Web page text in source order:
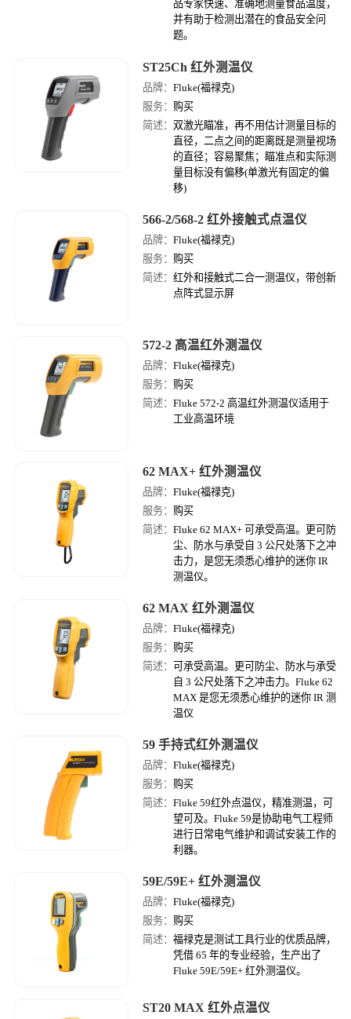
品专家快速、准确地测量食品温度，
并有助于检测出潜在的食品安全问
题。
ST25Ch 红外测温仪
品牌：Fluke(福禄克)
服务： 购买
简述：双激光瞄准，再不用估计测量目标的
直径，二点之间的距离既是测量视场
的直径；容易聚焦；瞄准点和实际测
量目标没有偏移(单激光有固定的偏
移)
566-2/568-2 红外接触式点温仪
品牌：Fluke(福禄克)
服务： 购买
简述：红外和接触式二合一测温仪，带创新
点阵式显示屏
572-2 高温红外测温仪
品牌：Fluke(福禄克)
服务： 购买
简述：Fluke 572-2 高温红外测温仪适用于
工业高温环境
62 MAX+ 红外测温仪
品牌：Fluke(福禄克)
服务： 购买
简述：Fluke 62 MAX+ 可承受高温。更可防
尘、防水与承受自 3 公尺处落下之冲
击力，是您无须悉心维护的迷你 IR
测温仪。
62 MAX 红外测温仪
品牌：Fluke(福禄克)
服务： 购买
简述：
可承受高温。更可防尘、防水与承受
自 3 公尺处落下之冲击力。Fluke 62
MAX 是您无须悉心维护的迷你 IR 测
温仪
59 手持式红外测温仪
品牌：Fluke(福禄克)
服务： 购买
简述：Fluke 59红外点温仪，精准测温，可
望可及。Fluke 59是协助电气工程师
进行日常电气维护和调试安装工作的
利器。
59E/59E+ 红外测温仪
品牌：Fluke(福禄克)
服务： 购买
简述：福禄克是测试工具行业的优质品牌，
凭借 65 年的专业经验，生产出了
Fluke 59E/59E+ 红外测温仪。
ST20 MAX 红外点温仪